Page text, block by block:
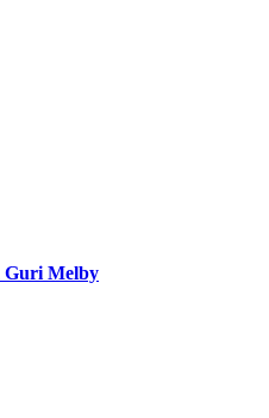
Guri Melby